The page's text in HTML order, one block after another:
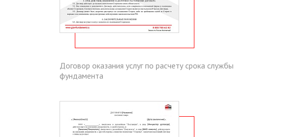
Договор оказания услуг по расчету срока службы
фундамента